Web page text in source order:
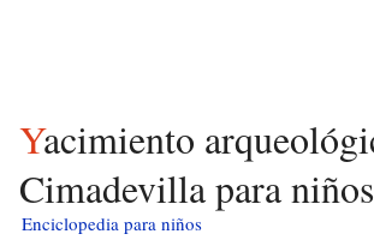
Yacimiento arqueológico de
Cimadevilla para niños
Enciclopedia para niños